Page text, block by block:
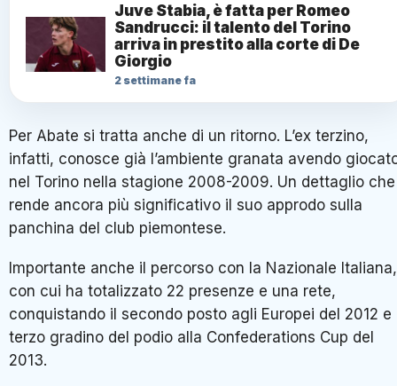
Juve Stabia, è fatta per Romeo
Sandrucci: il talento del Torino
arriva in prestito alla corte di De
Giorgio
2 settimane fa
Per Abate si tratta anche di un ritorno. L’ex terzino,
infatti, conosce già l’ambiente granata avendo
nel Torino nella stagione 2008-2009. Un dettaglio che
rende ancora più significativo il suo approdo sulla
panchina del club piemontese.
Importante anche il percorso con la Nazionale Italiana,
con cui ha totalizzato 22 presenze e una rete,
conquistando il secondo posto agli Europei del 2012 e
terzo gradino del podio alla Confederations Cup del
2013.